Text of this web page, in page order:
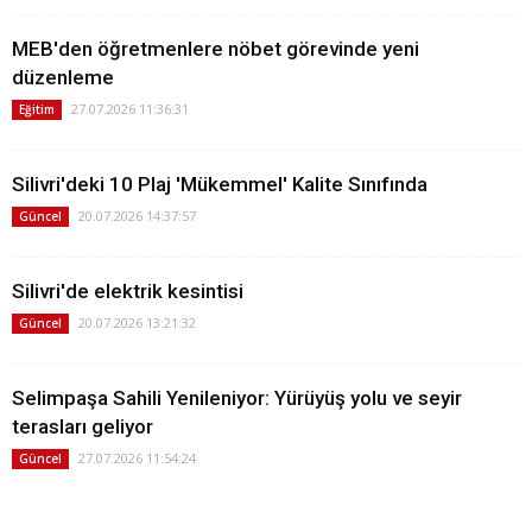
MEB'den öğretmenlere nöbet görevinde yeni
düzenleme
Eğitim 27.07.2026 11:36:31
Silivri'deki 10 Plaj 'Mükemmel' Kalite Sınıfında
Güncel 20.07.2026 14:37:57
Silivri'de elektrik kesintisi
Güncel 20.07.2026 13:21:32
Selimpaşa Sahili Yenileniyor: Yürüyüş yolu ve seyir
terasları geliyor
Güncel 27.07.2026 11:54:24